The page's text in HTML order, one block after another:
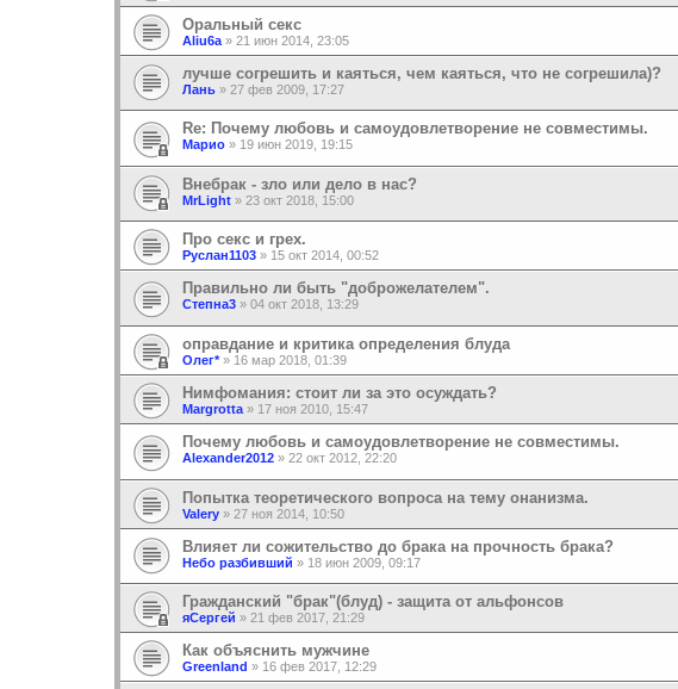
Оральный секс
Aliu6a » 21 июн 2014, 23:05
лучше согрешить и каяться, чем каяться, что не согрешила)?
Лань » 27 фев 2009, 17:27
Re: Почему любовь и самоудовлетворение не совместимы.
Марио » 19 июн 2019, 19:15
Внебрак - зло или дело в нас?
MrLight » 23 окт 2018, 15:00
Про секс и грех.
Руслан1103 » 15 окт 2014, 00:52
Правильно ли быть "доброжелателем".
Степна3 » 04 окт 2018, 13:29
оправдание и критика определения блуда
Олег*» 16 мар 2018, 01:39
Нимфомания: стоит ли за это осуждать?
Margrotta » 17 ноя 2010, 15:47
Почему любовь и самоудовлетворение не совместимы.
Alexander2012 » 22 окт 2012, 22:20
Попытка теоретического вопроса на тему онанизма.
Valery » 27 ноя 2014, 10:50
Влияет ли сожительство до брака на прочность брака?
Небо разбивший » 18 июн 2009, 09:17
Гражданский "брак"(блуд) - защита от альфонсов
яСергей » 21 фев 2017, 21:29
Как объяснить мужчине
Greenland » 16 фев 2017, 12:29